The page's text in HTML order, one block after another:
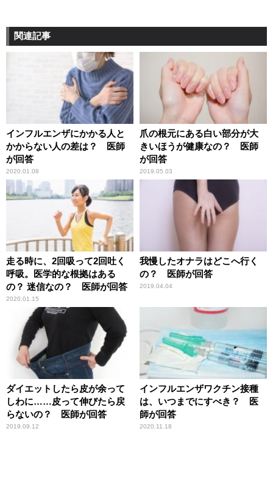
関連記事
インフルエンザにかかる人と
かからない人の差は？ 医師
が回答
2020.01.08
爪の根元にある白い部分が大
きいほうが健康なの？ 医師
が回答
2019.05.03
走る時に、2回吸って2回吐く
呼吸。医学的な根拠はある
の？ 迷信なの？ 医師が回答
2020.01.15
我慢したオナラはどこへ行く
の？ 医師が回答
2019.04.04
ダイエットしたら皮が余って
しわに……皮って伸びたら戻
らないの？ 医師が回答
2019.09.12
インフルエンザワクチン接種
は、いつまでにすべき？ 医
師が回答
2020.11.18